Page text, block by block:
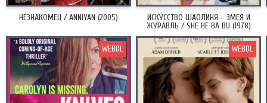
НЕЗНАКОМЕЦ / ANNIYAN (2005)
ИСКУССТВО ШАОЛИНЯ – ЗМЕЯ И
ЖУРАВЛЬ / SHE HE BA BU (1978)
WEBDL WEBDL